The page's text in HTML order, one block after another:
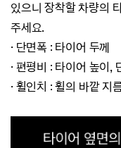
있으니 장착할 차량의
주세요.
· 단면폭 : 타이어 두께
· 편평비 : 타이어 높이,
· 휠인치 : 휠의 바깥 지